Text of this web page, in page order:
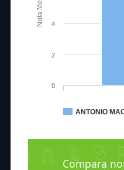
Nota Media
ANTONIO
0
2
4
Compara